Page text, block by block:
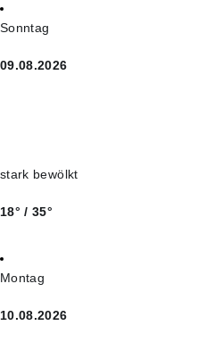
Sonntag
09.08.2026
stark bewölkt
18° / 35°
Montag
10.08.2026